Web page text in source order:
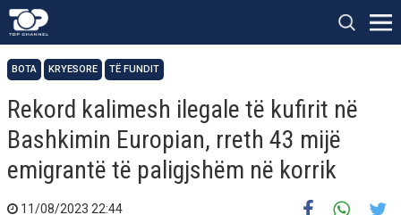
BOTA KRYESORE TË FUNDIT
Rekord kalimesh ilegale të kufirit në
Bashkimin Europian, rreth 43 mijë
emigrantë të paligjshëm në korrik
11/08/2023 22:44